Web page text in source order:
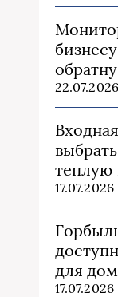
22.07.2026
теплую
17.07.2026
для
17.07.2026